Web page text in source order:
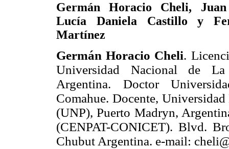
Germán Horacio Cheli,
Lucía Daniela Castillo y
Martínez
Germán Horacio Cheli.
Universidad Nacional de
Argentina. Doctor
Comahue. Docente,
(UNP), Puerto Madryn,
(CENPAT-CONICET). Blvd.
Chubut Argentina. e-mail: